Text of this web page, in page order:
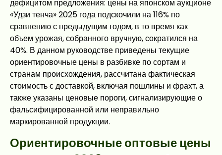
дефицитом предложения: цены на японском аукционе
«Удзи тенча» 2025 года подскочили на 116% по
сравнению с предыдущим годом, в то время как
объем урожая, собранного вручную, сократился на
40%. В данном руководстве приведены текущие
ориентировочные цены в разбивке по сортам и
странам происхождения, рассчитана фактическая
стоимость с доставкой, включая пошлины и фрахт, а
также указаны ценовые пороги, сигнализирующие о
фальсифицированной или неправильно
маркированной продукции.
Ориентировочные оптовые цены